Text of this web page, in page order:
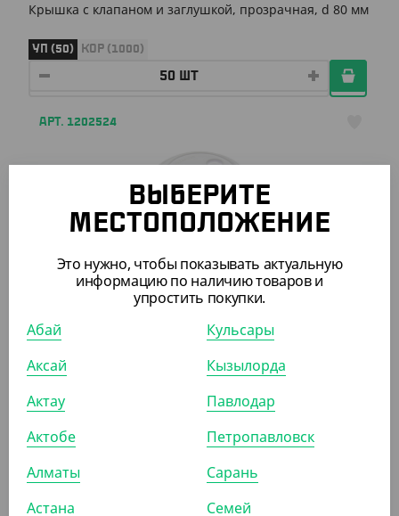
Крышка с клапаном и заглушкой, прозрачная, d 80 мм
УП (50) КОР (1000)
АРТ. 1202524
535₸
₸/ШТ)
Крышка d-80 с питейником, белая, тип К
ВЫБЕРИТЕ
МЕСТОПОЛОЖЕНИЕ
Это нужно, чтобы показывать актуальную
информацию по наличию товаров и
упростить покупки.
Абай
Аксай
Актау
Актобе
Алматы
Астана
Кульсары
Кызылорда
Павлодар
Петропавловск
Сарань
Семей